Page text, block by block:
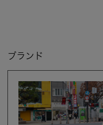
ブランド